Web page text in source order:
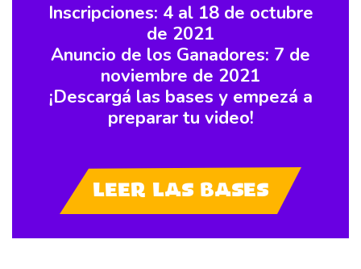
Inscripciones: 4 al 18 de octubre
de 2021
Anuncio de los Ganadores: 7 de
noviembre de 2021
¡Descargá las bases y empezá a
preparar tu video!
Leer las Bases